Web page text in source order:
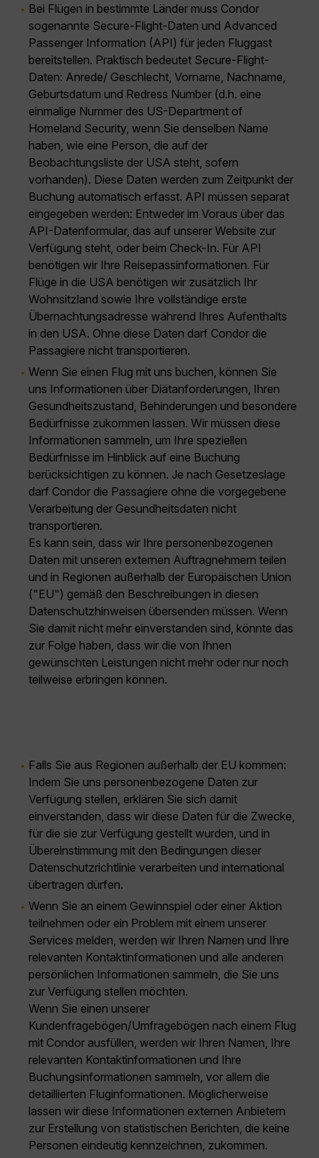
Bei Flügen in bestimmte Länder muss Condor
sogenannte Secure-Flight-Daten und Advanced
Passenger Information (API) für jeden Fluggast
bereitstellen. Praktisch bedeutet Secure-Flight-
Daten: Anrede/ Geschlecht, Vorname, Nachname,
Geburtsdatum und Redress Number (d.h. eine
einmalige Nummer des US-Department of
Homeland Security, wenn Sie denselben Name
haben, wie eine Person, die auf der
Beobachtungsliste der USA steht, sofern
vorhanden). Diese Daten werden zum Zeitpunkt der
Buchung automatisch erfasst. API müssen separat
eingegeben werden: Entweder im Voraus über das
API-Datenformular, das auf unserer Website zur
Verfügung steht, oder beim Check-In. Für API
benötigen wir Ihre Reisepassinformationen. Für
Flüge in die USA benötigen wir zusätzlich Ihr
Wohnsitzland sowie Ihre vollständige erste
Übernachtungsadresse während Ihres Aufenthalts
in den USA. Ohne diese Daten darf Condor die
Passagiere nicht transportieren.
Wenn Sie einen Flug mit uns buchen, können Sie
uns Informationen über Diätanforderungen, Ihren
Gesundheitszustand, Behinderungen und besondere
Bedürfnisse zukommen lassen. Wir müssen diese
Informationen sammeln, um Ihre speziellen
Bedürfnisse im Hinblick auf eine Buchung
berücksichtigen zu können. Je nach Gesetzeslage
darf Condor die Passagiere ohne die vorgegebene
Verarbeitung der Gesundheitsdaten nicht
transportieren.
Es kann sein, dass wir Ihre personenbezogenen
Daten mit unseren externen Auftragnehmern teilen
und in Regionen außerhalb der Europäischen Union
("EU") gemäß den Beschreibungen in diesen
Datenschutzhinweisen übersenden müssen. Wenn
Sie damit nicht mehr einverstanden sind, könnte das
zur Folge haben, dass wir die von Ihnen
gewünschten Leistungen nicht mehr oder nur noch
teilweise erbringen können.
Falls Sie aus Regionen außerhalb der EU kommen:
Indem Sie uns personenbezogene Daten zur
Verfügung stellen, erklären Sie sich damit
einverstanden, dass wir diese Daten für die Zwecke,
für die sie zur Verfügung gestellt wurden, und in
Übereinstimmung mit den Bedingungen dieser
Datenschutzrichtlinie verarbeiten und international
übertragen dürfen.
Wenn Sie an einem Gewinnspiel oder einer Aktion
teilnehmen oder ein Problem mit einem unserer
Services melden, werden wir Ihren Namen und Ihre
relevanten Kontaktinformationen und alle anderen
persönlichen Informationen sammeln, die Sie uns
zur Verfügung stellen möchten.
Wenn Sie einen unserer
Kundenfragebögen/Umfragebögen nach einem Flug
mit Condor ausfüllen, werden wir Ihren Namen, Ihre
relevanten Kontaktinformationen und Ihre
Buchungsinformationen sammeln, vor allem die
detaillierten Fluginformationen. Möglicherweise
lassen wir diese Informationen externen Anbietern
zur Erstellung von statistischen Berichten, die keine
Personen eindeutig kennzeichnen, zukommen.